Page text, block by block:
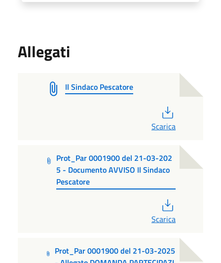
Allegati
Il Sindaco Pescatore
Scarica
Prot_Par 0001900 del 21-03-202
5 - Documento AVVISO Il Sindaco
Pescatore
Scarica
Prot_Par 0001900 del 21-03-2025